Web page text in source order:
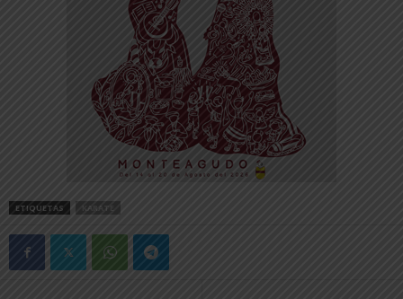
ETIQUETAS KARATE